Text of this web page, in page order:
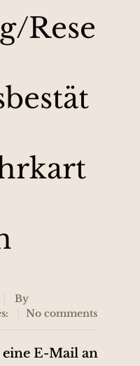
Rese
By
No comments
eine E-Mail an